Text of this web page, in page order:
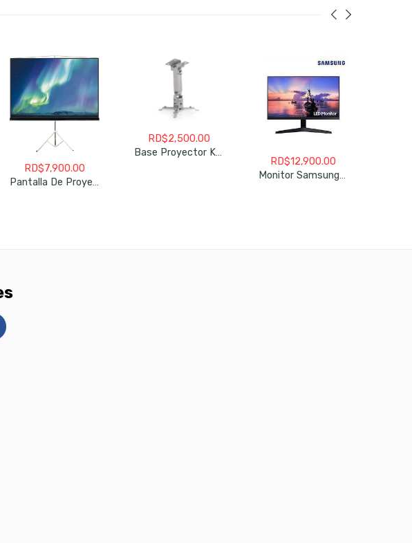
RD$7,900.00
Pantalla De Proyeccion KLIPX 86″ PARA PROYECTOR C/TRIPODE BLACK AC120KLX06
RD$2,500.00
Base Proyector KLIPX Kpm-580W Techo
RD$12,900.00